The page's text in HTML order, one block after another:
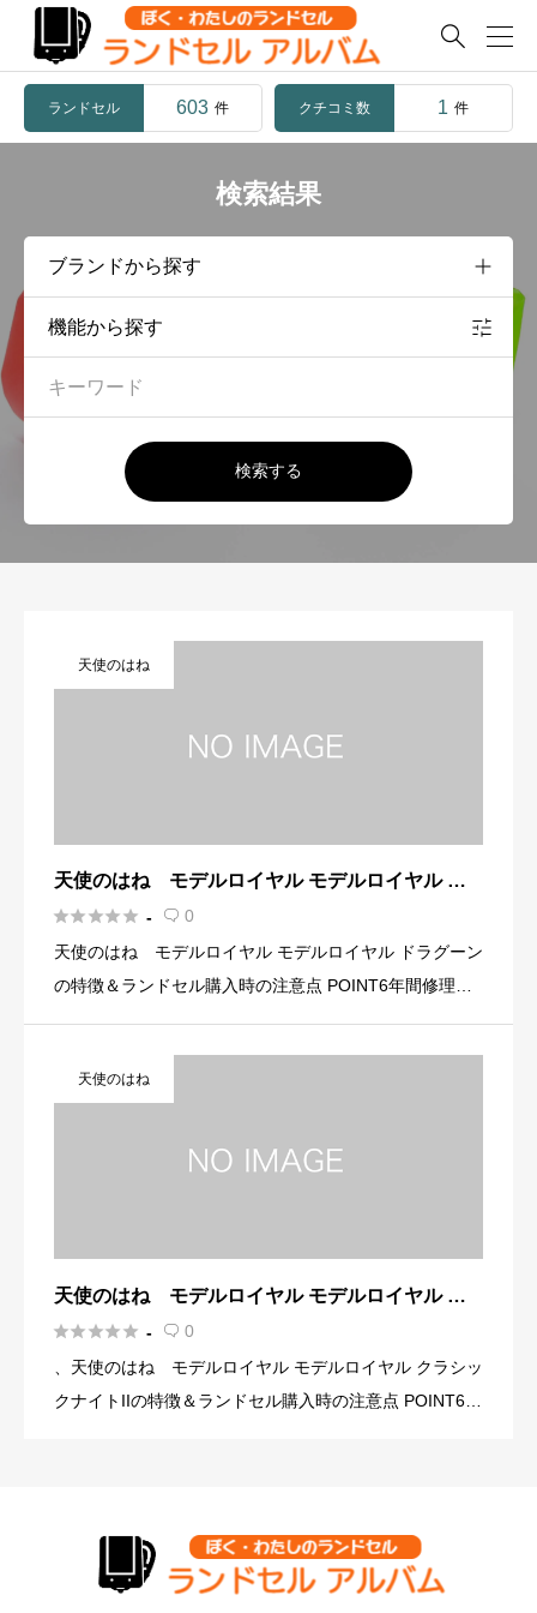

ランドセル 603 件 クチコミ数 1 件
検索結果
機能から探す
検索する
天使のはね
天使のはね モデルロイヤル モデルロイヤル ド
 -  0
天使のはね モデルロイヤル モデルロイヤル ドラグーン
の特徴＆ランドセル購入時の注意点 POINT6年間修理対
応（有償修理の場合、往復送料はお客様ご負担） ・立体
的で質感のある高周波押しで仕上げたドラゴンモチーフ
のワッペ […]
天使のはね
天使のはね モデルロイヤル モデルロイヤル ク
 -  0
、天使のはね モデルロイヤル モデルロイヤル クラシッ
クナイトIIの特徴＆ランドセル購入時の注意点 POINT6年